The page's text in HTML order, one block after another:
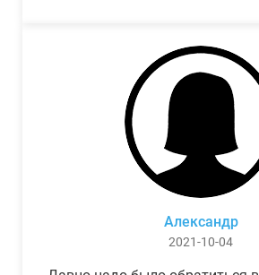
Александр
2021-10-04